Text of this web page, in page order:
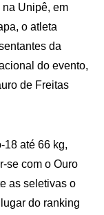
Unipê, em
o atleta
da
do evento,
de Freitas
se com o Ouro
as seletivas o
do ranking